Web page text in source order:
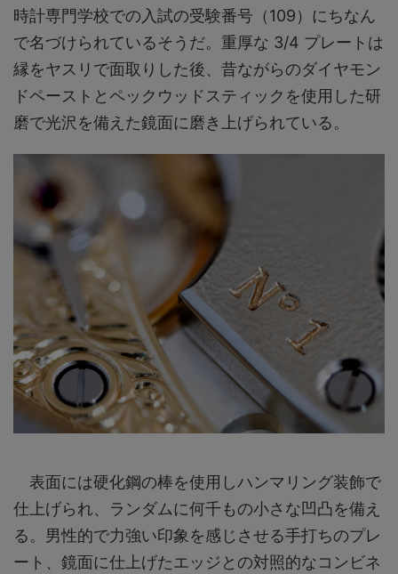
時計専門学校での入試の受験番号（109）にちなん
で名づけられているそうだ。重厚な 3/4 プレートは
縁をヤスリで面取りした後、昔ながらのダイヤモン
ドペーストとペックウッドスティックを使用した研
磨で光沢を備えた鏡面に磨き上げられている。
表面には硬化鋼の棒を使用しハンマリング装飾で
仕上げられ、ランダムに何千もの小さな凹凸を備え
る。男性的で力強い印象を感じさせる手打ちのプレ
ート、鏡面に仕上げたエッジとの対照的なコンビネ